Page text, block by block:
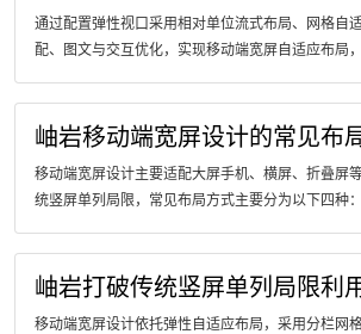
通过配置弹性视口采用相对单位流式布局、网格自
配、图文与交互优化，实现移动端宽屏自适应布局
岫岩移动端宽屏设计的常见布
移动端宽屏设计主要适配大屏手机、横屏、折叠屏
统竖屏单列局限，常见布局方式主要分为以下四种
岫岩打破传统竖屏单列局限利
移动端宽屏设计依托弹性自适应布局，采用分栏网